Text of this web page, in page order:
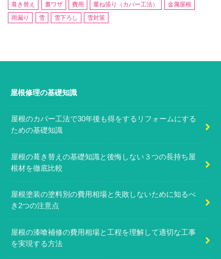
葺き替え
裏ワザ 費用 重ね張り（カバー工法）
金属屋根
雨漏り
雪 雪下ろし 雪対策
屋根修理の基礎知識
屋根のカバー工法で30年後も得をするリフォームにする
ための基礎知識
屋根の葺き替えの基礎知識と後悔しない３つの長持ち屋
根材を徹底比較
屋根塗装の塗料別の費用相場と失敗しないために知るべ
き2つの注意点
屋根の漆喰補修の費用相場と工程を理解して適切な工事
を実現する方法